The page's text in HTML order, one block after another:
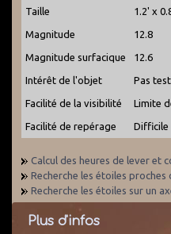
Taille 1.2' x
Magnitude 12.8
Magnitude surfacique 12.6
Intérêt de l'objet Pas
Facilité de la visibilité Limite
Facilité de repérage Difficile
Calcul des heures de lever et
Recherche les étoiles proches
Recherche les étoiles sur un
Plus d'infos